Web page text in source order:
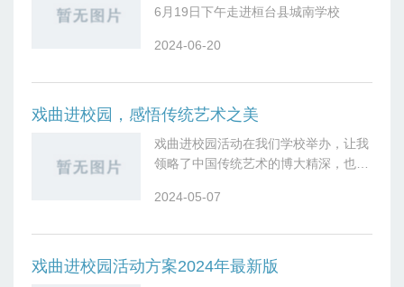
6月19日下午走进桓台县城南学校
2024-06-20
戏曲进校园，感悟传统艺术之美
戏曲进校园活动在我们学校举办，让我
领略了中国传统艺术的博大精深，也深
术魅力。活动开始时，我并不是特别了
2024-05-07
戏曲进校园活动方案2024年最新版